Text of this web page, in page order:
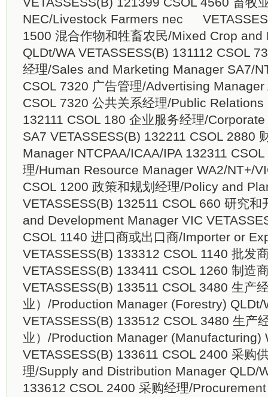
NEC/Livestock Farmers nec
1500 混合作物和牲畜农民/Mixed Crop
QLDt/WA VETASSESS(B) 131112 CSOL
经理/Sales and Marketing Manager SA7/
CSOL 7320 广告管理/Advertising Manager
CSOL 7320 公共关系经理/Public
132111 CSOL 180 企业服务经理/
SA7 VETASSESS(B) 132211 CSOL 2880
Manager NT​ CPAA/ICAA/IPA 132311
理/Human Resource Manager WA2/NT​+/
CSOL 1200 政策和规划经理/Policy and
VETASSESS(B) 132511 CSOL 660 研究
and Development Manager VIC
CSOL 1140 进口商或出口商/Importer or
VETASSESS(B) 133312 CSOL 1140 批
VETASSESS(B) 133411 CSOL 1260 制
VETASSESS(B) 133511 CSOL 3480 生产
业）/Production Manager (Forestry) QLDt/
VETASSESS(B) 133512 CSOL 3480 生产
业）/Production Manager (Manufacturing)
VETASSESS(B) 133611 CSOL 2400 采购
理/Supply and Distribution Manager QLD/
133612 CSOL 2400 采购经理/